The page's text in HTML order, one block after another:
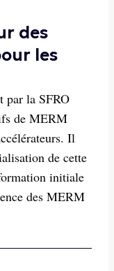
des
les
par la SFRO
de MERM
Il
de cette
initiale
des MERM